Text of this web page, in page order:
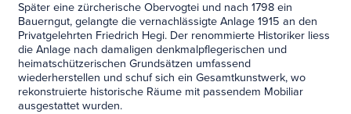
Später eine zürcherische Obervogtei und nach 1798 ein
Bauerngut, gelangte die vernachlässigte Anlage 1915 an den
Privatgelehrten Friedrich Hegi. Der renommierte Historiker liess
die Anlage nach damaligen denkmalpflegerischen und
heimatschützerischen Grundsätzen umfassend
wiederherstellen und schuf sich ein Gesamtkunstwerk, wo
rekonstruierte historische Räume mit passendem Mobiliar
ausgestattet wurden.